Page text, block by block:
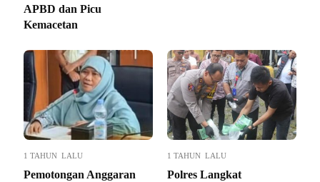
APBD dan Picu
Kemacetan
1 TAHUN LALU
Pemotongan Anggaran
1 TAHUN LALU
Polres Langkat